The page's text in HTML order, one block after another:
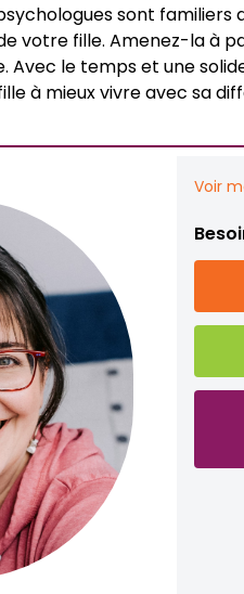
sont
votre fille. Amenez-la à
Avec le temps et une
à mieux vivre avec sa
Voir